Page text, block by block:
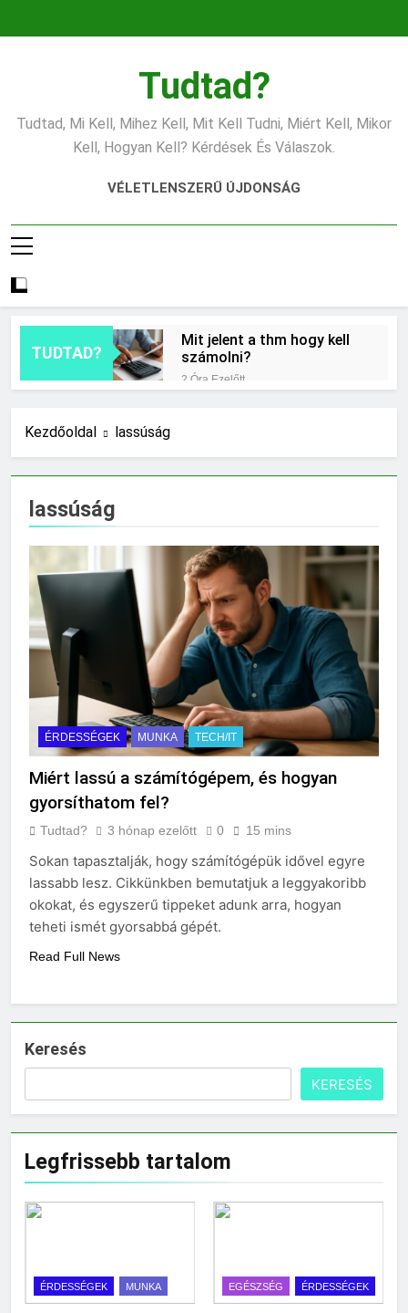
Tudtad?
Tudtad, Mi Kell, Mihez Kell, Mit Kell Tudni, Miért Kell, Mikor
Kell, Hogyan Kell? Kérdések És Válaszok.
VÉLETLENSZERŰ ÚJDONSÁG
TUDTAD?
Mit jelent a thm hogy kell
számolni?
2 Óra Ezelőtt
1 Nap Ezelőtt
Mit jelent a magas
CRP?
2 Nap Ezelőtt
Mikor kell tetőt
cserélni?
2 Nap Ezelőtt
Mit jelent a magas
vérnyomás?
2 Nap Ezelőtt
választani?
Mennyi a táppénz?
Kezdőoldal lassúság
lassúság
ÉRDESSÉGEK MUNKA TECH/IT
Miért lassú a számítógépem, és hogyan
gyorsíthatom fel?
Tudtad? 3 hónap ezelőtt 0 15 mins
Sokan tapasztalják, hogy számítógépük idővel egyre
lassabb lesz. Cikkünkben bemutatjuk a leggyakoribb
okokat, és egyszerű tippeket adunk arra, hogyan
teheti ismét gyorsabbá gépét.
Read Full News
Keresés
KERESÉS
Legfrissebb tartalom
ÉRDESSÉGEK MUNKA EGÉSZSÉG ÉRDESSÉGEK